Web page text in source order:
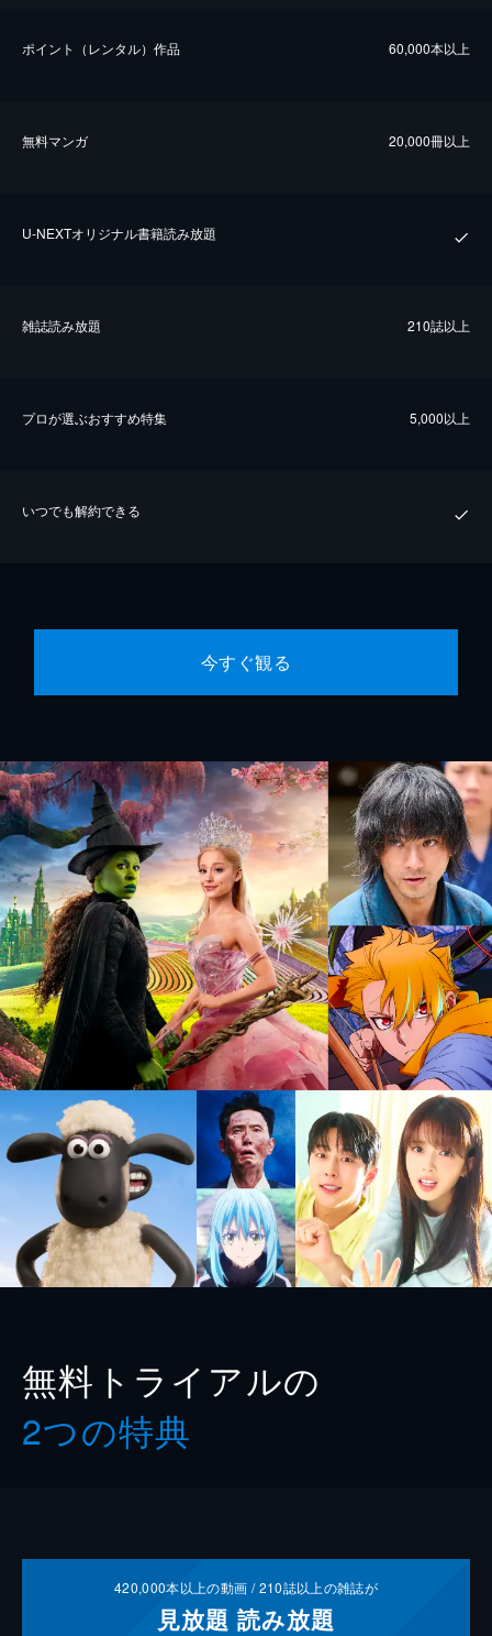
ポイント（レンタル）作品 60,000本以上
無料マンガ 20,000冊以上
U-NEXTオリジナル書籍読み放題
雑誌読み放題 210誌以上
プロが選ぶおすすめ特集 5,000以上
いつでも解約できる
今すぐ観る
無料トライアルの
2つの特典
420,000本以上の動画 /210誌以上の雑誌が
見放題 読み放題